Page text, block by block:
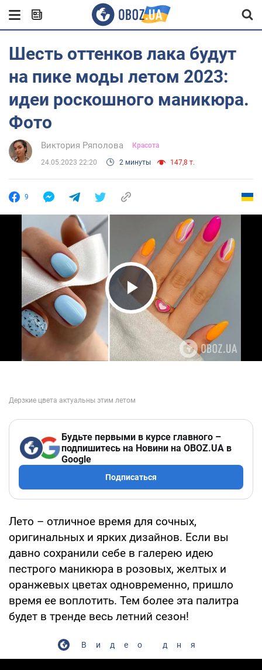
Шесть оттенков лака будут
на пике моды летом 2023:
идеи роскошного маникюра.
Фото
Виктория Ряполова Красота
24.05.2023 22:20 2 минуты 147,8 т.
9
Play Video
Будьте первыми в курсе главного –
подпишитесь на Новини на OBOZ.UA в
Google
Подписаться
Лето – отличное время для сочных,
оригинальных и ярких дизайнов. Если вы
давно сохранили себе в галерею идею
пестрого маникюра в розовых, желтых и
оранжевых цветах одновременно, пришло
время ее воплотить. Тем более эта палитра
будет в тренде весь летний сезон!
Видео дня